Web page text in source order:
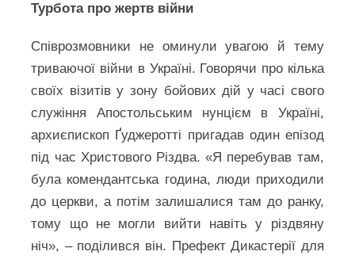
Турбота про жертв війни
Співрозмовники не оминули увагою й тему
триваючої війни в Україні. Говорячи про кілька
своїх візитів у зону бойових дій у часі свого
служіння Апостольським нунцієм в Україні,
архиєпископ Ґуджеротті пригадав один епізод
під час Христового Різдва. «Я перебував там,
була комендантська година, люди приходили
до церкви, а потім залишалися там до ранку,
тому що не могли вийти навіть у різдвяну
ніч», – поділився він. Префект Дикастерії для